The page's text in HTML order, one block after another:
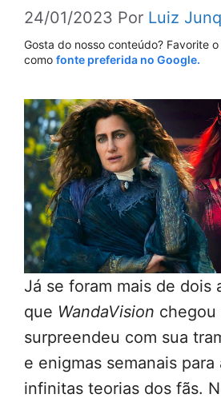
24/01/2023 Por Luiz
Gosta do nosso conteúdo? Favorite
como fonte preferida no Google.
Já se foram mais de dois
que WandaVision chegou
surpreendeu com sua
e enigmas semanais para
infinitas teorias dos fãs.